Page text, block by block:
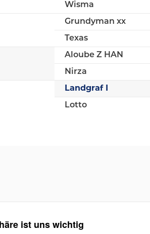
Wisma
Grundyman xx
Texas
Aloube Z HAN
Nirza
Landgraf I
Lotto
ist uns wichtig